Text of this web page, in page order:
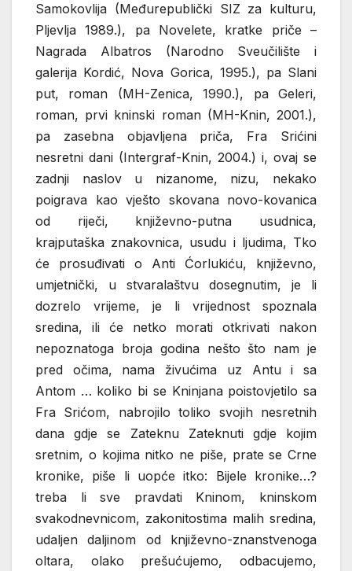
Samokovlija (Međurepublički SIZ za kulturu,
Pljevlja 1989.), pa Novelete, kratke priče –
Nagrada Albatros (Narodno Sveučilište i
galerija Kordić, Nova Gorica, 1995.), pa Slani
put, roman (MH-Zenica, 1990.), pa Geleri,
roman, prvi kninski roman (MH-Knin, 2001.),
pa zasebna objavljena priča, Fra Srićini
nesretni dani (Intergraf-Knin, 2004.) i, ovaj se
zadnji naslov u nizanome, nizu, nekako
poigrava kao vješto skovana novo-kovanica
od riječi, književno-putna usudnica,
krajputaška znakovnica, usudu i ljudima, Tko
će prosuđivati o Anti Ćorlukiću, književno,
umjetnički, u stvaralaštvu dosegnutim, je li
dozrelo vrijeme, je li vrijednost spoznala
sredina, ili će netko morati otkrivati nakon
nepoznatoga broja godina nešto što nam je
pred očima, nama živućima uz Antu i sa
Antom … koliko bi se Kninjana poistovjetilo sa
Fra Srićom, nabrojilo toliko svojih nesretnih
dana gdje se Zateknu Zateknuti gdje kojim
sretnim, o kojima nitko ne piše, prate se Crne
kronike, piše li uopće itko: Bijele kronike…?
treba li sve pravdati Kninom, kninskom
svakodnevnicom, zakonitostima malih sredina,
udaljen daljinom od književno-znanstvenoga
oltara, olako prešućujemo, odbacujemo,